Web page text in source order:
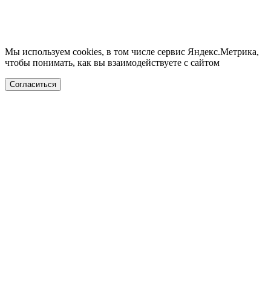
Мы используем cookies, в том числе сервис Яндекс.Метрика,
чтобы понимать, как вы взаимодействуете с сайтом
Согласиться